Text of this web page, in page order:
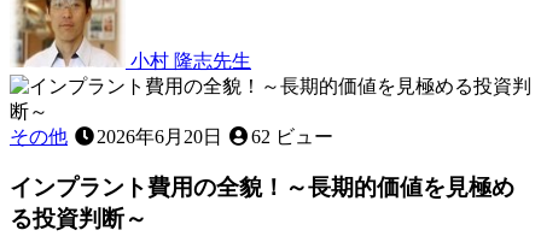
ッ
ク！
～
見
逃
し
ち
な
小村 隆志先生
日
む
し
歯
な
ぜ
人
その他 2026年6月20日 62 ビュー
インプラント費用の全貌！～長期的価値を見極め
る投資判断～